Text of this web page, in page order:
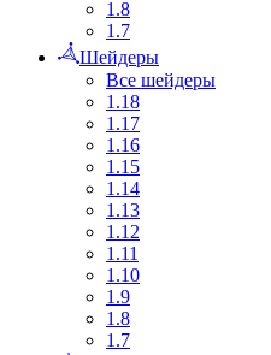
1.8
1.7
Шейдеры
Все шейдеры
1.18
1.17
1.16
1.15
1.14
1.13
1.12
1.11
1.10
1.9
1.8
1.7